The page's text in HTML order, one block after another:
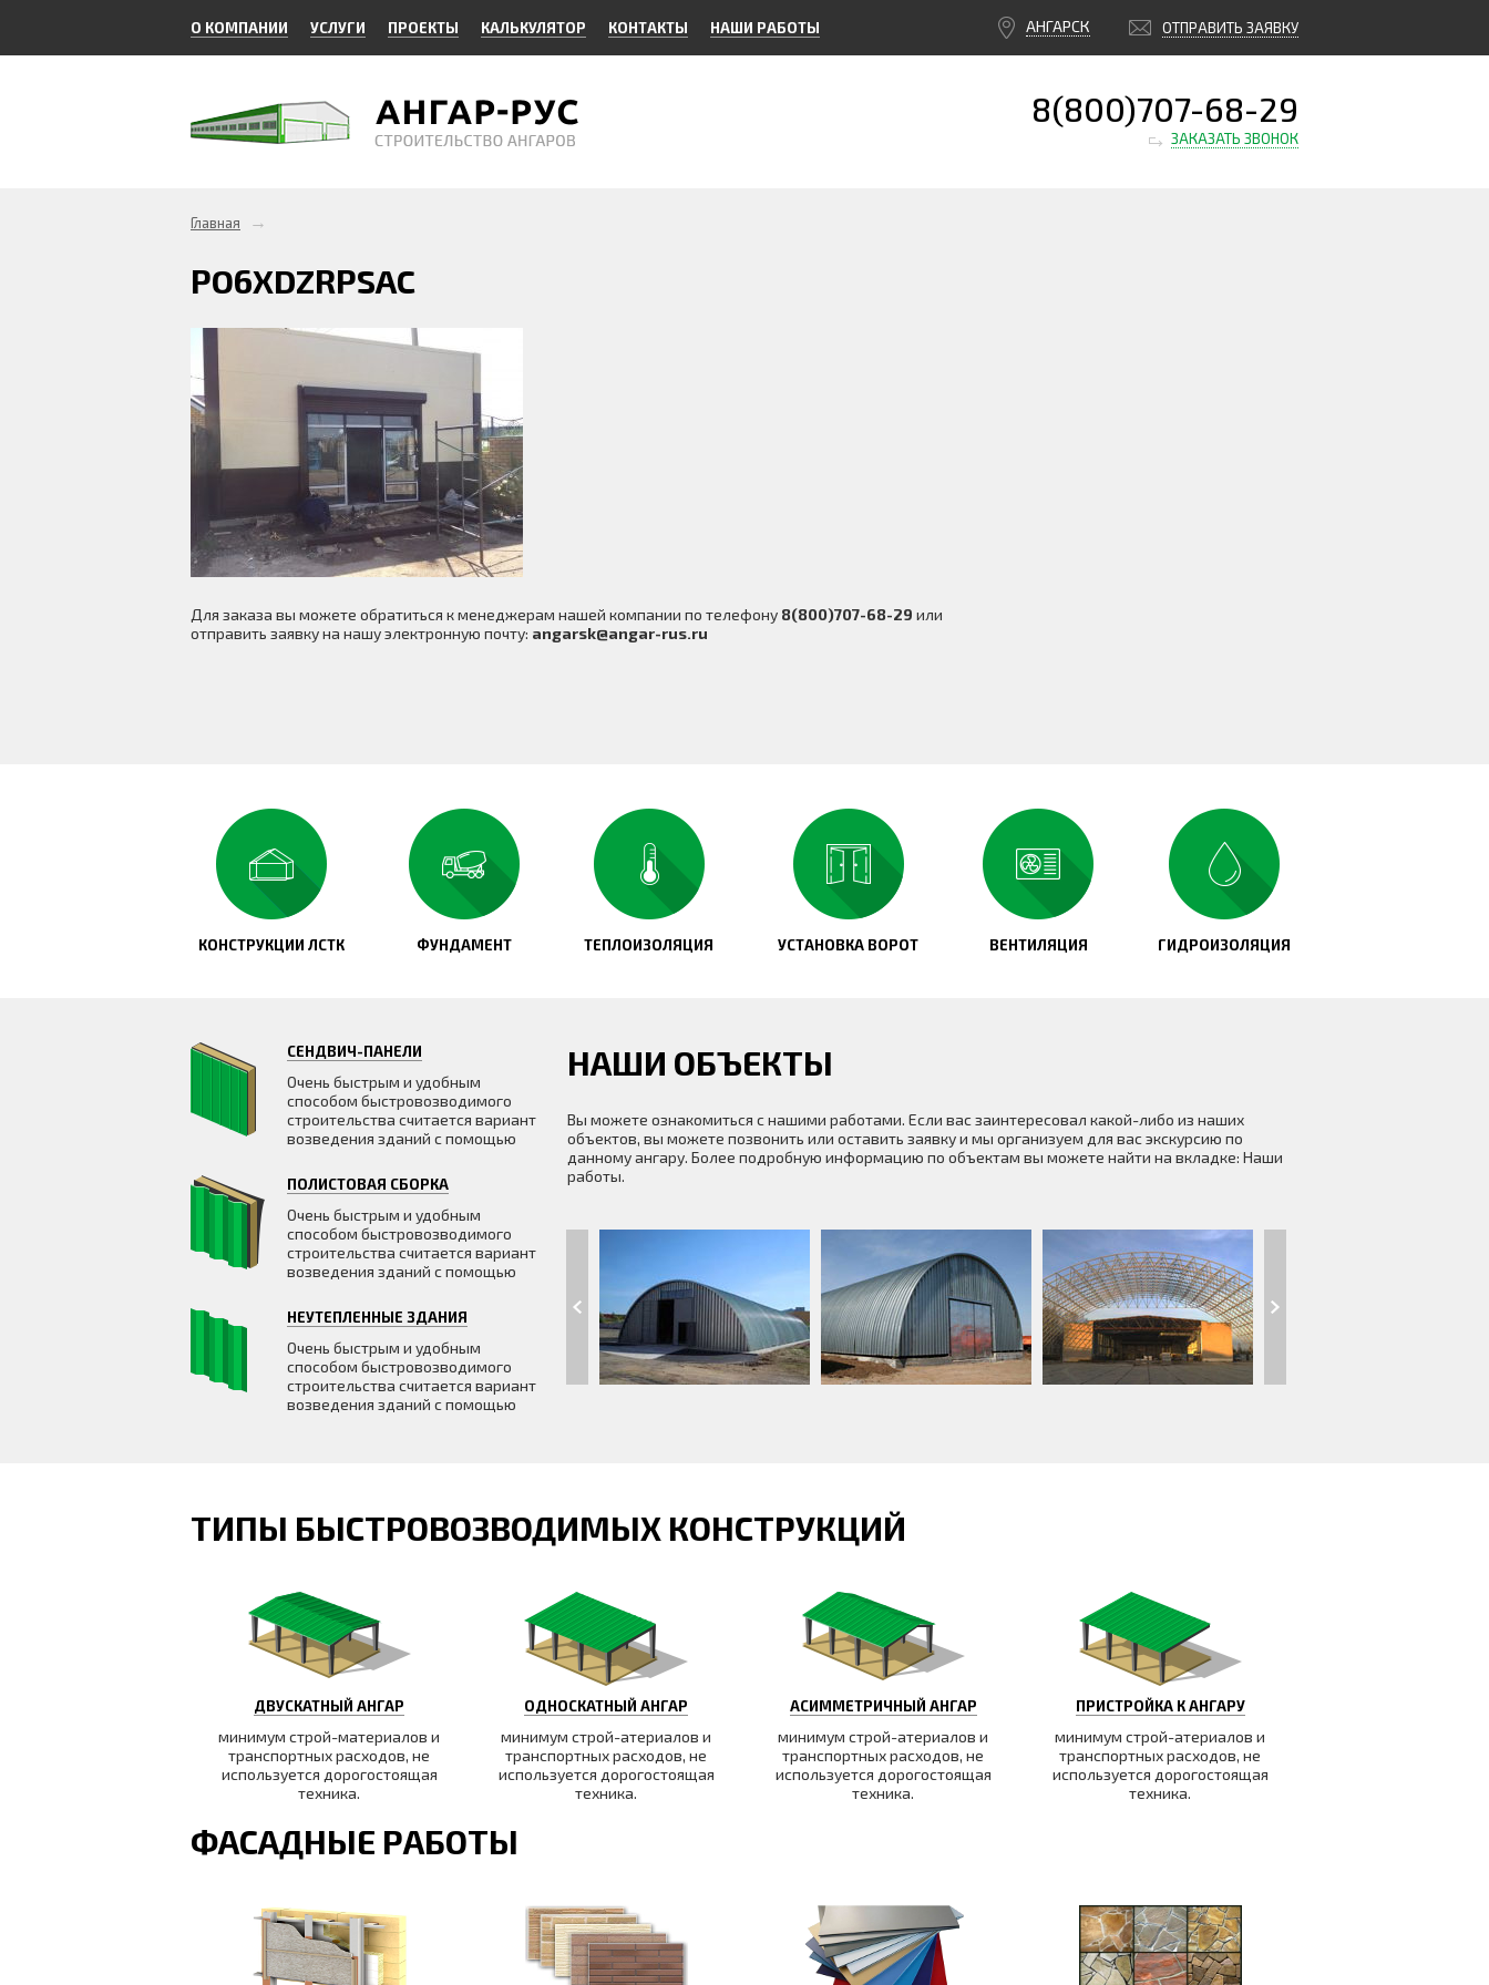
О КОМПАНИИ УСЛУГИ ПРОЕКТЫ КАЛЬКУЛЯТОР КОНТАКТЫ НАШИ РАБОТЫ ОТПРАВИТЬ ЗАЯВКУ
АНГАРСК
8(800)707-68-29
ЗАКАЗАТЬ ЗВОНОК
Главная →
PO6XDZRPSAC
Для заказа вы можете обратиться к менеджерам нашей компании по телефону 8(800)707-68-29 или
отправить заявку на нашу электронную почту: angarsk@angar-rus.ru
КОНСТРУКЦИИ ЛСТК ФУНДАМЕНТ ТЕПЛОИЗОЛЯЦИЯ УСТАНОВКА ВОРОТ ВЕНТИЛЯЦИЯ ГИДРОИЗОЛЯЦИЯ
СЕНДВИЧ-ПАНЕЛИ
Очень быстрым и удобным
способом быстровозводимого
строительства считается вариант
возведения зданий с помощью
ПОЛИСТОВАЯ СБОРКА
Очень быстрым и удобным
способом быстровозводимого
строительства считается вариант
возведения зданий с помощью
НЕУТЕПЛЕННЫЕ ЗДАНИЯ
Очень быстрым и удобным
способом быстровозводимого
строительства считается вариант
возведения зданий с помощью
НАШИ ОБЪЕКТЫ
Вы можете ознакомиться с нашими работами. Если вас заинтересовал какой-либо из наших
объектов, вы можете позвонить или оставить заявку и мы организуем для вас экскурсию по
данному ангару. Более подробную информацию по объектам вы можете найти на вкладке: Наши
работы.
ТИПЫ БЫСТРОВОЗВОДИМЫХ КОНСТРУКЦИЙ
ДВУСКАТНЫЙ АНГАР
минимум строй-материалов и
транспортных расходов, не
используется дорогостоящая
техника.
ОДНОСКАТНЫЙ АНГАР
минимум строй-атериалов и
транспортных расходов, не
используется дорогостоящая
техника.
АСИММЕТРИЧНЫЙ АНГАР
минимум строй-атериалов и
транспортных расходов, не
используется дорогостоящая
техника.
ПРИСТРОЙКА К АНГАРУ
минимум строй-атериалов и
транспортных расходов, не
используется дорогостоящая
техника.
ФАСАДНЫЕ РАБОТЫ